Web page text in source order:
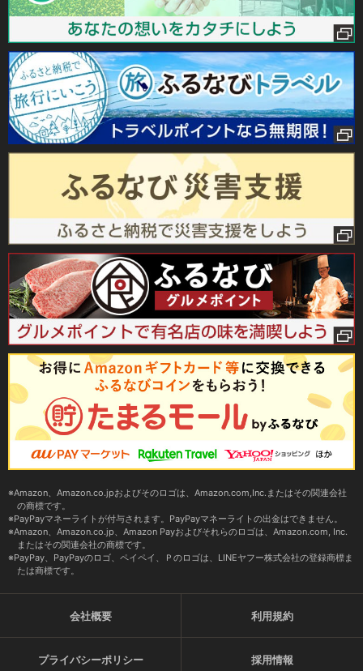
Amazon、Amazon.co.jpおよびそのロゴは、Amazon.com,Inc.またはその関連会社
の商標です。
PayPayマネーライトが付与されます。PayPayマネーライトの出金はできません。
Amazon、Amazon.co.jp、Amazon Payおよびそれらのロゴは、Amazon.com, Inc.
またはその関連会社の商標です。
PayPay、PayPayのロゴ、ペイペイ、Ｐのロゴは、LINEヤフー株式会社の登録商標ま
たは商標です。
会社概要 利用規約
プライバシーポリシー 採用情報